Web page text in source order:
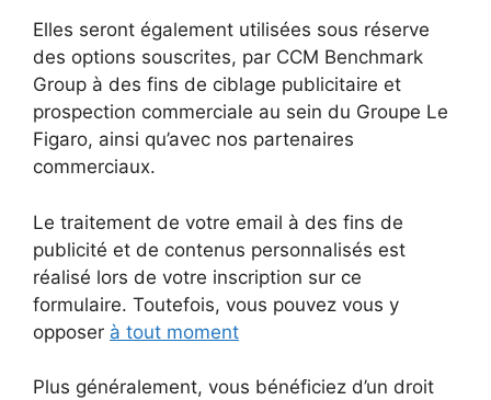
Elles seront également utilisées sous réserve
des options souscrites, par CCM Benchmark
Group à des fins de ciblage publicitaire et
prospection commerciale au sein du Groupe Le
Figaro, ainsi qu’avec nos partenaires
commerciaux.
Le traitement de votre email à des fins de
publicité et de contenus personnalisés est
réalisé lors de votre inscription sur ce
formulaire. Toutefois, vous pouvez vous y
opposer à tout moment
Plus généralement, vous bénéficiez d’un droit